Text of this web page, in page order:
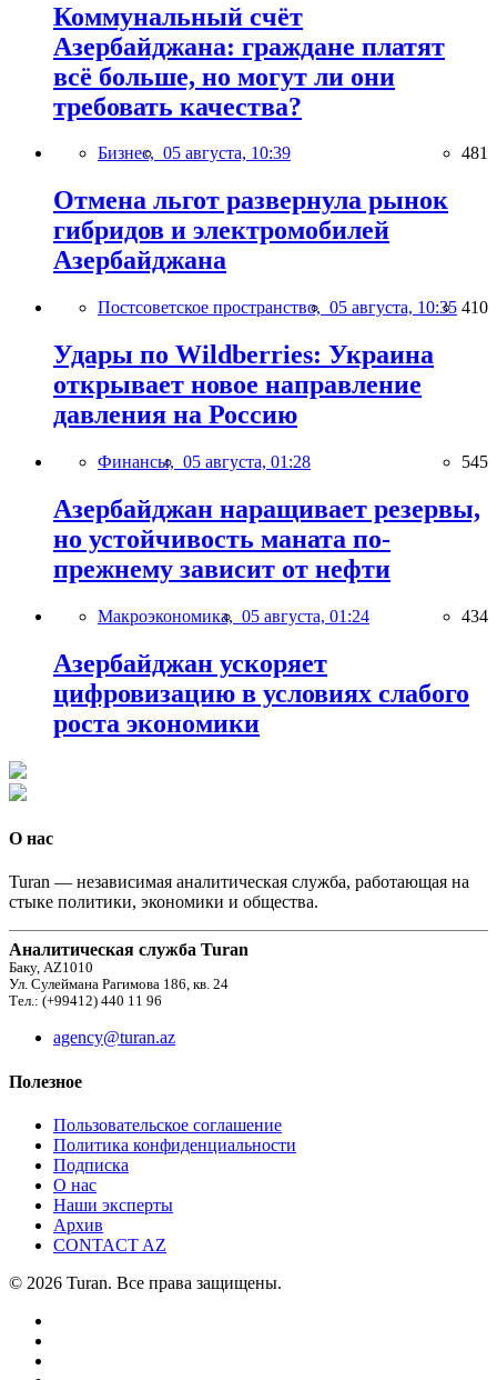
Коммунальный счёт
Азербайджана: граждане платят
всё больше, но могут ли они
требовать качества?
Бизнес, 05 августа, 10:39 481
Отмена льгот развернула рынок
гибридов и электромобилей
Азербайджана
Постсоветское пространство, 05 августа, 10:35 410
Удары по Wildberries: Украина
открывает новое направление
давления на Россию
Финансы, 05 августа, 01:28 545
Азербайджан наращивает резервы,
но устойчивость маната по-
прежнему зависит от нефти
Макроэкономика, 05 августа, 01:24 434
Азербайджан ускоряет
цифровизацию в условиях слабого
роста экономики
О нас
Turan — независимая аналитическая служба, работающая на
стыке политики, экономики и общества.
Аналитическая служба Turan
Баку, AZ1010
Ул. Сулеймана Рагимова 186, кв. 24
Тел.: (+99412) 440 11 96
agency@turan.az
Полезное
Пользовательское соглашение
Политика конфиденциальности
Подписка
О нас
Наши эксперты
Архив
CONTACT AZ
© 2026 Turan. Все права защищены.